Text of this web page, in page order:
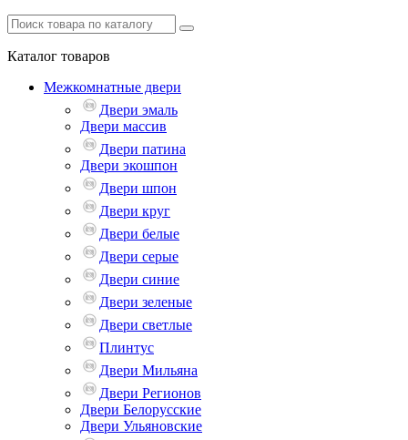
Каталог товаров
Межкомнатные двери
Двери эмаль
Двери массив
Двери патина
Двери экошпон
Двери шпон
Двери круг
Двери белые
Двери серые
Двери синие
Двери зеленые
Двери светлые
Плинтус
Двери Мильяна
Двери Регионов
Двери Белорусские
Двери Ульяновские